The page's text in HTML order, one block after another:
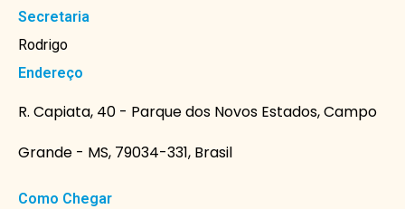
Secretaria
Rodrigo
Endereço
R. Capiata, 40 - Parque dos Novos Estados, Campo
Grande - MS, 79034-331, Brasil
Como Chegar